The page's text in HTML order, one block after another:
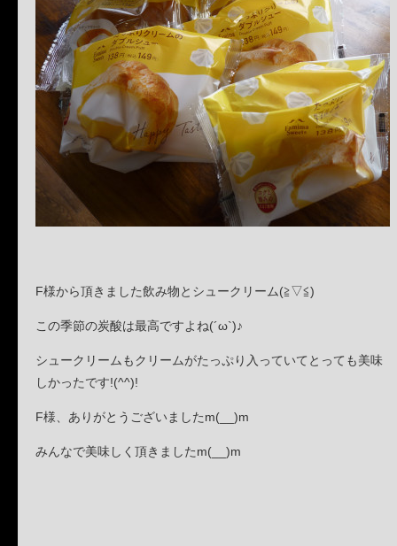
F様から頂きました飲み物とシュークリーム(≧▽≦)
この季節の炭酸は最高ですよね(´ω`)♪
シュークリームもクリームがたっぷり入っていてとっても美味
しかったです!(^^)!
F様、ありがとうございましたm(__)m
みんなで美味しく頂きましたm(__)m